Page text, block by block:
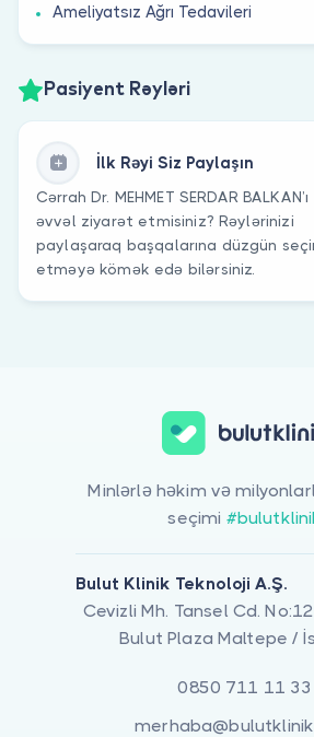
Ameliyatsız Ağrı Tedavileri
Pasiyent Rəyləri
İlk Rəyi Siz Paylaşın
Cərrah Dr. MEHMET SERDAR BALKAN’ı
əvvəl ziyarət etmisiniz? Rəylərinizi
paylaşaraq başqalarına düzgün
etməyə kömək edə bilərsiniz.
Minlərlə həkim və
seçimi
Bulut Klinik Teknoloji A.Ş.
Cevizli Mh. Tansel Cd.
Bulut Plaza Maltepe /
0850 711 11 33